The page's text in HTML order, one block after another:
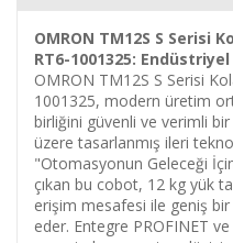
OMRON TM12S S Serisi
RT6-1001325:
OMRON TM12S S Serisi
1001325, modern üretim
birliğini güvenli ve verimli
üzere tasarlanmış ileri
"Otomasyonun Geleceği
çıkan bu cobot, 12 kg yük
erişim mesafesi ile geniş
eder. Entegre PROFINET